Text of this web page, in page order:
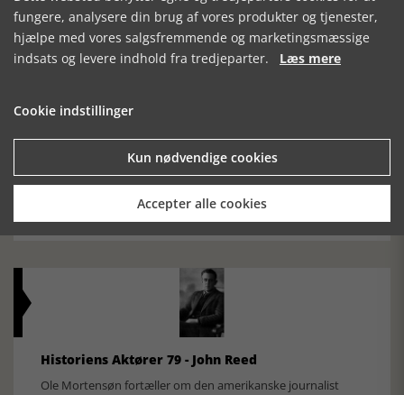
Den største samling af moselig i verden på Museum
Silkeborg Hovedgården
Historisk festival i Faaborg
FOBURGH Faaborg Internationale Historie Festival 2026 30.
oktober - 1. november 2026
Historiens Aktører 79 - John Reed
Ole Mortensøn fortæller om den amerikanske journalist
fungere, analysere din brug af vores produkter og tjenester,
hjælpe med vores salgsfremmende og marketingsmæssige
indsats og levere indhold fra tredjeparter. Læs mere
Cookie indstillinger
Kun nødvendige cookies
Accepter alle cookies